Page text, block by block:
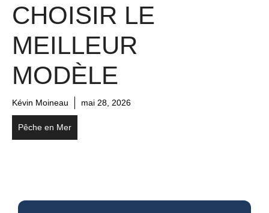
CHOISIR LE
MEILLEUR
MODÈLE
Kévin Moineau mai 28, 2026
Pêche en Mer